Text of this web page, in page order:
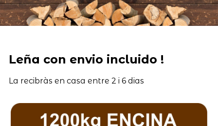
Leña con envio incluido !
La recibràs en casa entre 2 i 6 dias